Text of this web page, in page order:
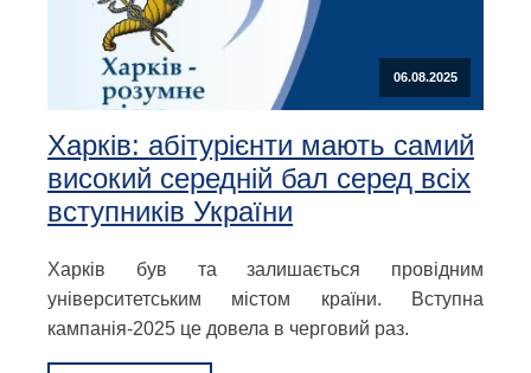
06.08.2025
Харків: абітурієнти мають самий
високий середній бал серед всіх
вступників України
Харків був та залишається провідним
університетським містом країни. Вступна
кампанія-2025 це довела в черговий раз.